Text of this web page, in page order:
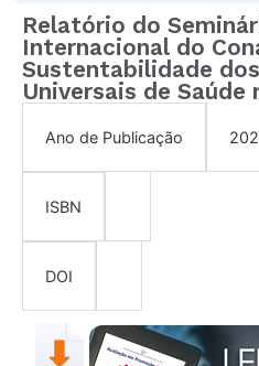
Relatório do
Internacional do
Sustentabilidade
Universais de Saúde
Ano de Publicação
ISBN
DOI